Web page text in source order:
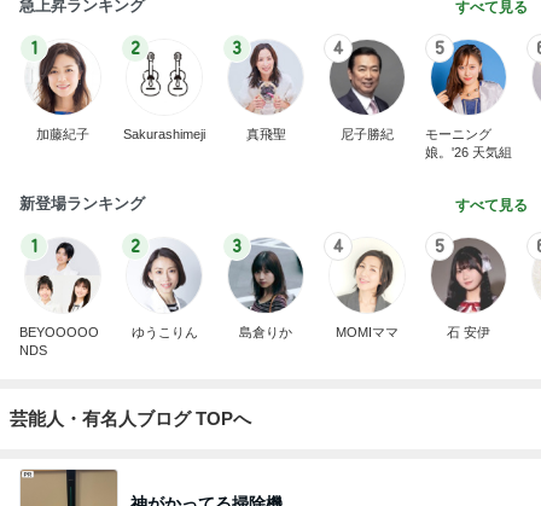
急上昇ランキング すべて見る
1
加藤紀子
2
Sakurashimeji
3
真飛聖
4
尼子勝紀
5
モーニング
娘。'26 天気組
新登場ランキング すべて見る
1
BEYOOOOO
NDS
2
ゆうこりん
3
島倉りか
4
MOMIママ
5
石 安伊
芸能人・有名人ブログ TOPへ